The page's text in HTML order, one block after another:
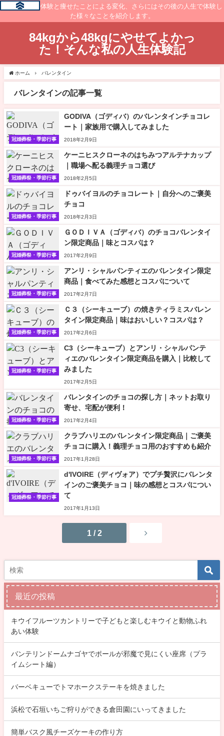
痩せるまでの体験と痩せたことによる変化、さらにはその後の人生で体験し
た様々なことを紹介します。
84kgから48kgにやせてよかっ
た！そんな私の人生体験記
ホーム バレンタイン
バレンタインの記事一覧
冠婚葬祭・季節行事
GODIVA（ゴディバ）のバレンタインチョコレ
ート｜家族用で購入してみました
2018年2月9日
冠婚葬祭・季節行事
ケーニヒスクローネのはちみつアルテナカップ
｜職場へ配る義理チョコ選び
2018年2月5日
冠婚葬祭・季節行事
ドゥバイヨルのチョコレート｜自分へのご褒美
チョコ
2018年2月3日
冠婚葬祭・季節行事
ＧＯＤＩＶＡ（ゴディバ）のチョコバレンタイ
ン限定商品｜味とコスパは？
2017年2月9日
冠婚葬祭・季節行事
アンリ・シャルパンティエのバレンタイン限定
商品｜食べてみた感想とコスパについて
2017年2月7日
冠婚葬祭・季節行事
Ｃ３（シーキューブ）の焼きティラミスバレン
タイン限定商品｜味はおいしい？コスパは？
2017年2月6日
冠婚葬祭・季節行事
C3（シーキューブ）とアンリ・シャルパンテ
ィエのバレンタイン限定商品を購入｜比較して
みました
2017年2月5日
冠婚葬祭・季節行事
バレンタインのチョコの探し方｜ネットお取り
寄せ、宅配が便利！
2017年2月4日
冠婚葬祭・季節行事
クラブハリエのバレンタイン限定商品｜ご褒美
チョコに購入！義理チョコ用のおすすめも紹介
2017年1月28日
冠婚葬祭・季節行事
d'IVOIRE（ディヴォア）でプチ贅沢にバレンタ
インのご褒美チョコ｜味の感想とコスパについ
て
2017年1月13日
1 / 2
最近の投稿
キウイフルーツカントリーで子どもと楽しむキウイと動物ふれ
あい体験
バンテリンドームナゴヤでポールが邪魔で見にくい座席（プラ
イムシート編）
バーベキューでトマホークステーキを焼きました
浜松で石垣いちご狩りができる倉田園にいってきました
簡単バスク風チーズケーキの作り方